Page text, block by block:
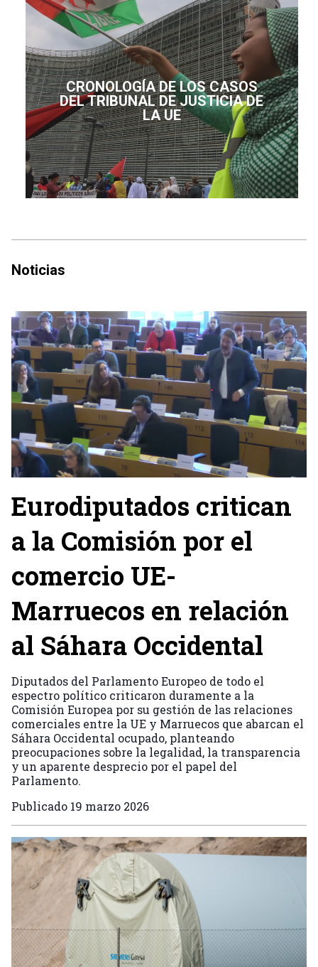
CRONOLOGÍA DE LOS CASOS
DEL TRIBUNAL DE JUSTICIA DE
LA UE
Noticias
Eurodiputados critican
a la Comisión por el
comercio UE-
Marruecos en relación
al Sáhara Occidental
Diputados del Parlamento Europeo de todo el
espectro político criticaron duramente a la
Comisión Europea por su gestión de las relaciones
comerciales entre la UE y Marruecos que abarcan el
Sáhara Occidental ocupado, planteando
preocupaciones sobre la legalidad, la transparencia
y un aparente desprecio por el papel del
Parlamento.
Publicado 19 marzo 2026